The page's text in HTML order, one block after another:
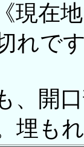
現在
れで
、開
埋も